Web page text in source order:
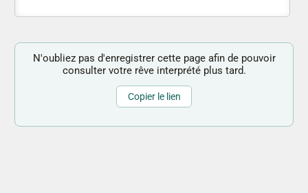
N'oubliez pas d'enregistrer cette page afin de pouvoir
consulter votre rêve interprété plus tard.
Copier le lien